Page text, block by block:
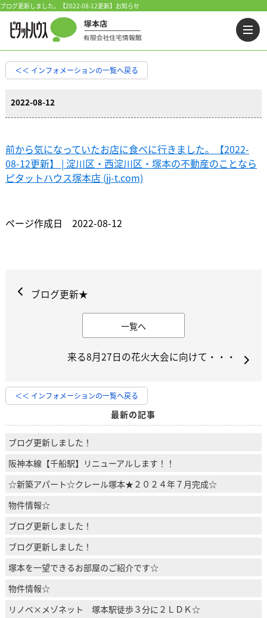
ブログ更新しました。【2022-08-12更新】お知らせ
＜＜ インフォメーションの一覧へ戻る
2022-08-12
前から気になっていたお店に食べに行きました。【2022-
08-12更新】 | 淀川区・西淀川区・塚本の不動産のことなら
ピタットハウス塚本店 (jj-t.com)
ページ作成日 2022-08-12
ブログ更新★
一覧へ
来る8月27日の花火大会に向けて・・・
＜＜ インフォメーションの一覧へ戻る
最新の記事
ブログ更新しました！
阪神本線【千船駅】リニューアルします！！
☆新築アパート☆クレール塚本★２０２４年７月完成☆
物件情報☆
ブログ更新しました！
ブログ更新しました！
塚本を一望できるお部屋のご紹介です☆
物件情報☆
リノベ×メゾネット 塚本駅徒歩３分に２ＬＤＫ☆